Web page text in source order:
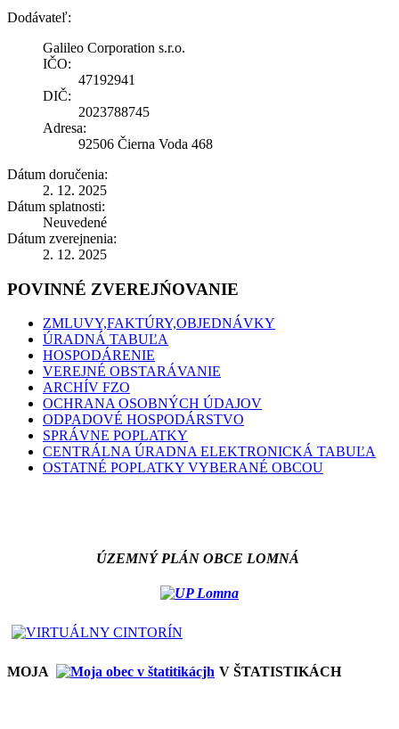
Dodávateľ:
Galileo Corporation s.r.o.
IČO:
47192941
DIČ:
2023788745
Adresa:
92506 Čierna Voda 468
Dátum doručenia:
2. 12. 2025
Dátum splatnosti:
Neuvedené
Dátum zverejnenia:
2. 12. 2025
POVINNÉ ZVEREJŃOVANIE
ZMLUVY,FAKTÚRY,OBJEDNÁVKY
ÚRADNÁ TABUĽA
HOSPODÁRENIE
VEREJNÉ OBSTARÁVANIE
ARCHÍV FZO
OCHRANA OSOBNÝCH ÚDAJOV
ODPADOVÉ HOSPODÁRSTVO
SPRÁVNE POPLATKY
CENTRÁLNA ÚRADNA ELEKTRONICKÁ TABUĽA
OSTATNÉ POPLATKY VYBERANÉ OBCOU
ÚZEMNÝ PLÁN OBCE LOMNÁ
MOJA V ŠTATISTIKÁCH